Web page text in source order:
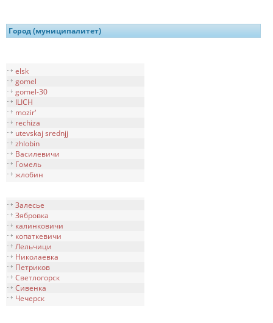
Город (муниципалитет)
elsk
gomel
gomel-30
ILICH
mozir'
rechiza
utevskaj srednjj
zhlobin
Василевичи
Гомель
жлобин
Залесье
Зябровка
калинковичи
копаткевичи
Лельчици
Николаевка
Петриков
Светлогорск
Сивенка
Чечерск